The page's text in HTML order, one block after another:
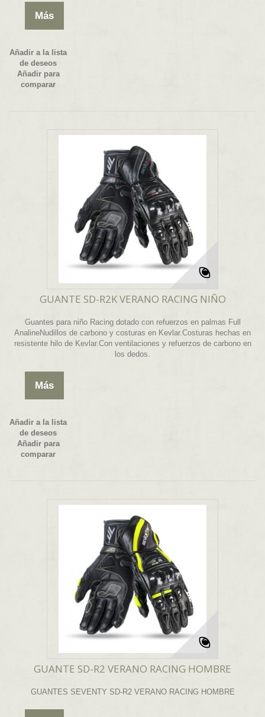
Más
Añadir a la lista
de deseos
Añadir para
comparar
GUANTE SD-R2K VERANO RACING NIÑO
Guantes para niño Racing dotado con refuerzos en palmas Full
AnalineNudillos de carbono y costuras en Kevlar.Costuras hechas en
resistente hilo de Kevlar.Con ventilaciones y refuerzos de carbono en
los dedos.
Más
Añadir a la lista
de deseos
Añadir para
comparar
GUANTE SD-R2 VERANO RACING HOMBRE
GUANTES SEVENTY SD-R2 VERANO RACING HOMBRE